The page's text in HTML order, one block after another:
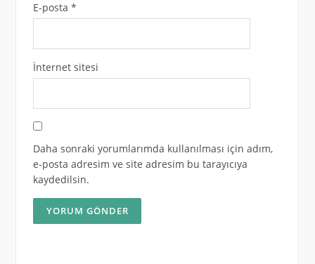
E-posta *
İnternet sitesi
Daha sonraki yorumlarımda kullanılması için adım,
e-posta adresim ve site adresim bu tarayıcıya
kaydedilsin.